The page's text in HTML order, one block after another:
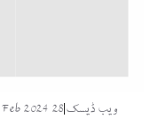
ویب ڈیسک 28 Feb 2024